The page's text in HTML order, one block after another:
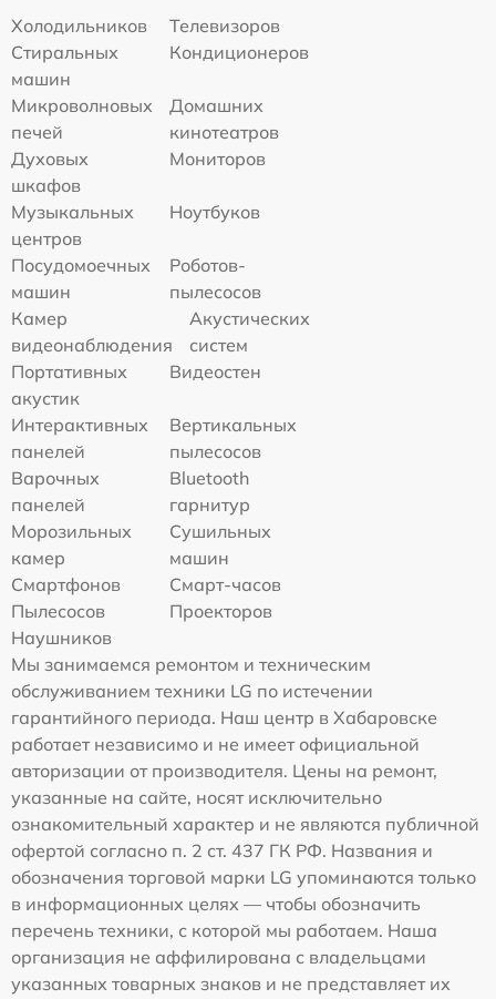
Холодильников
Телевизоров
Стиральных
машин
Кондиционеров
Микроволновых
печей
Домашних
кинотеатров
Духовых
шкафов
Мониторов
Музыкальных
центров
Ноутбуков
Посудомоечных
машин
Роботов-
пылесосов
Камер
видеонаблюдения
Акустических
систем
Портативных
акустик
Видеостен
Интерактивных
панелей
Вертикальных
пылесосов
Варочных
панелей
Bluetooth
гарнитур
Морозильных
камер
Сушильных
машин
Смартфонов
Смарт-часов
Пылесосов
Проекторов
Наушников
Мы занимаемся ремонтом и техническим
обслуживанием техники LG по истечении
гарантийного периода. Наш центр в Хабаровске
работает независимо и не имеет официальной
авторизации от производителя. Цены на ремонт,
указанные на сайте, носят исключительно
ознакомительный характер и не являются публичной
офертой согласно п. 2 ст. 437 ГК РФ. Названия и
обозначения торговой марки LG упоминаются только
в информационных целях — чтобы обозначить
перечень техники, с которой мы работаем. Наша
организация не аффилирована с владельцами
указанных товарных знаков и не представляет их